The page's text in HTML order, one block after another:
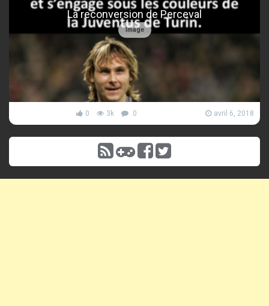
La reconversion de Perceval
Image
0 3k 0 avril 6, 2018